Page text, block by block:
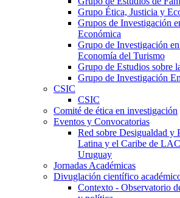
Grupo Ética, Justicia y
Grupos de Investigación
Económica
Grupo de Investigación
Economía del Turismo
Grupo de Estudios sobre
Grupo de Investigación
CSIC
CSIC
Comité de ética en investigación
Eventos y Convocatorias
Red sobre Desigualdad y
Latina y el Caribe de
Uruguay
Jornadas Académicas
Divuglación científico
Contexto - Observatorio